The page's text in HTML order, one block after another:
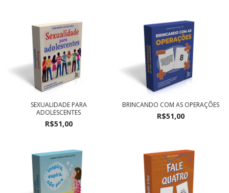
SEXUALIDADE PARA
ADOLESCENTES
R$51,00
BRINCANDO COM AS OPERAÇÕES
R$51,00